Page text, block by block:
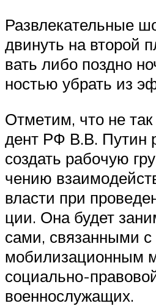
Раз­вле­ка­тель­ные
дви­нуть на вто­рой
вать либо позд­но
но­стью убрать из
Отме­тим, что не
дент РФ В.В. Путин
создать рабо­чую
че­нию
вла­сти при
ции. Она будет
са­ми, свя­зан­ны­ми с
моби­ли­за­ци­он­ным
соци­аль­но-
военнослужащих.